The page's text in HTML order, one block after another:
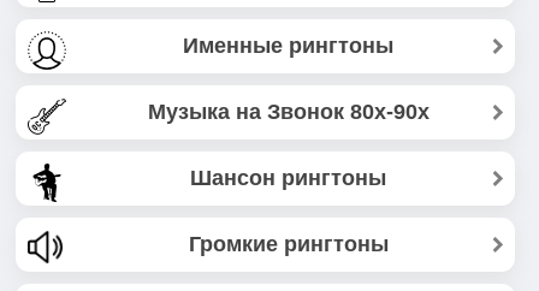
Именные рингтоны
Музыка на Звонок 80х-90х
Шансон рингтоны
Громкие рингтоны